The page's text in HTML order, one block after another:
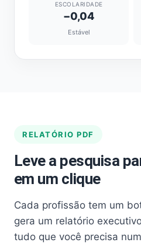
ESCOLARIDADE
−0,04
Estável
RELATÓRIO PDF
Leve a pesquisa
em um clique
Cada profissão tem um
gera um relatório
tudo que você precisa